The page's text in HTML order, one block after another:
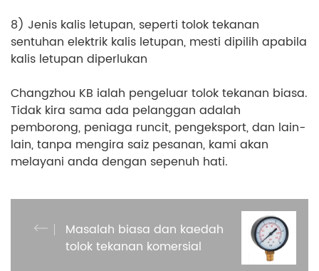
8) Jenis kalis letupan, seperti tolok tekanan
sentuhan elektrik kalis letupan, mesti dipilih apabila
kalis letupan diperlukan
Changzhou KB ialah pengeluar tolok tekanan biasa.
Tidak kira sama ada pelanggan adalah
pemborong, peniaga runcit, pengeksport, dan lain-
lain, tanpa mengira saiz pesanan, kami akan
melayani anda dengan sepenuh hati.
Masalah biasa dan kaedah
tolok tekanan komersial